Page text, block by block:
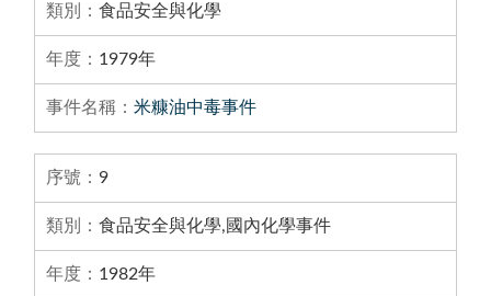
食品安全與化學
1979年
米糠油中毒事件
9
食品安全與化學,國內化學事件
1982年